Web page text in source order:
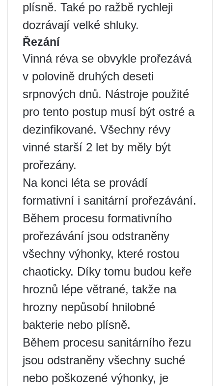
plísně. Také po ražbě rychleji
dozrávají velké shluky.
Řezání
Vinná réva se obvykle prořezává
v polovině druhých deseti
srpnových dnů. Nástroje použité
pro tento postup musí být ostré a
dezinfikované. Všechny révy
vinné starší 2 let by měly být
prořezány.
Na konci léta se provádí
formativní i sanitární prořezávání.
Během procesu formativního
prořezávání jsou odstraněny
všechny výhonky, které rostou
chaoticky. Díky tomu budou keře
hroznů lépe větrané, takže na
hrozny nepůsobí hnilobné
bakterie nebo plísně.
Během procesu sanitárního řezu
jsou odstraněny všechny suché
nebo poškozené výhonky, je